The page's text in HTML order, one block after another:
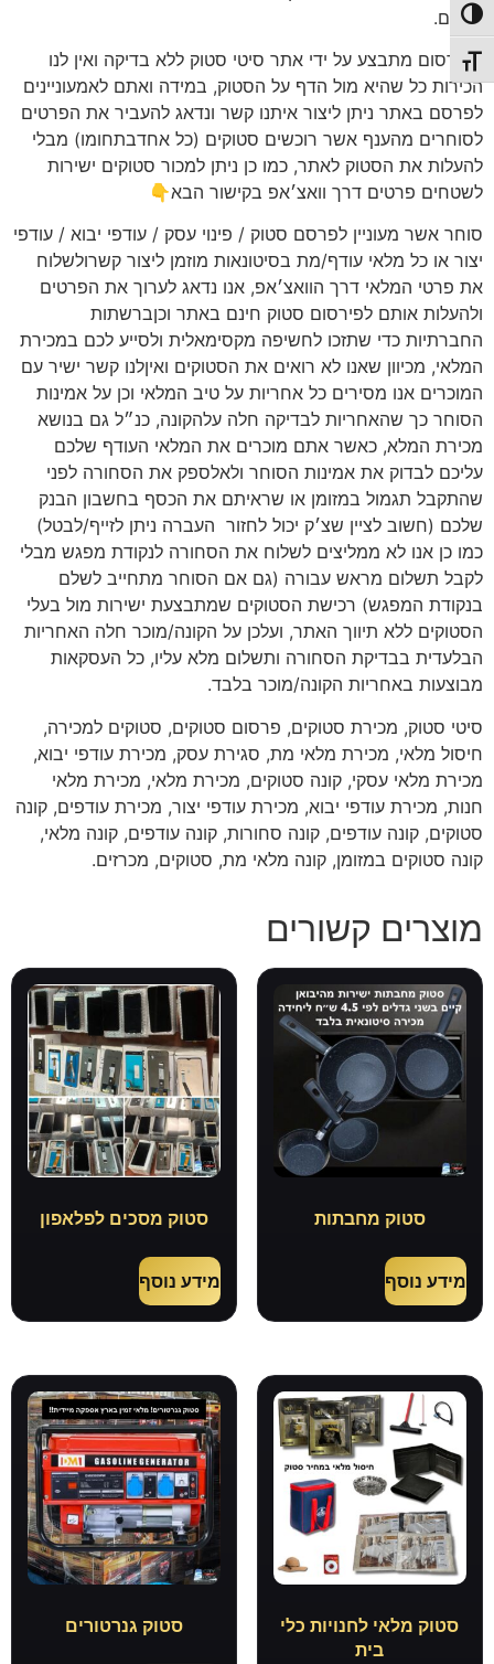
הפעל/כבה ניגודיות גבוהה
מתג גודל גופן
שלהם.
הפירסום מתבצע על ידי אתר סיטי סטוק ללא בדיקה ואין לנו
הכירות כל שהיא מול הדף על הסטוק, במידה ואתם לאמעוניינים
לפרסם באתר ניתן ליצור איתנו קשר ונדאג להעביר את הפרטים
לסוחרים מהענף אשר רוכשים סטוקים (כל אחדבתחומו) מבלי
להעלות את הסטוק לאתר, כמו כן ניתן למכור סטוקים ישירות
לשטחים פרטים דרך וואצ׳אפ בקישור הבא👇
סוחר אשר מעוניין לפרסם סטוק / פינוי עסק / עודפי יבוא / עודפי
יצור או כל מלאי עודף/מת בסיטונאות מוזמן ליצור קשרולשלוח
את פרטי המלאי דרך הוואצ׳אפ, אנו נדאג לערוך את הפרטים
ולהעלות אותם לפירסום סטוק חינם באתר וכןברשתות
החברתיות כדי שתזכו לחשיפה מקסימאלית ולסייע לכם במכירת
המלאי, מכיוון שאנו לא רואים את הסטוקים ואיןלנו קשר ישיר עם
המוכרים אנו מסירים כל אחריות על טיב המלאי וכן על אמינות
הסוחר כך שהאחריות לבדיקה חלה עלהקונה, כנ״ל גם בנושא
מכירת המלא, כאשר אתם מוכרים את המלאי העודף שלכם
עליכם לבדוק את אמינות הסוחר ולאלספק את הסחורה לפני
שהתקבל תגמול במזומן או שראיתם את הכסף בחשבון הבנק
שלכם (חשוב לציין שצ׳ק יכול לחזור העברה ניתן לזייף/לבטל)
כמו כן אנו לא ממליצים לשלוח את הסחורה לנקודת מפגש מבלי
לקבל תשלום מראש עבורה (גם אם הסוחר מתחייב לשלם
בנקודת המפגש) רכישת הסטוקים שמתבצעת ישירות מול בעלי
הסטוקים ללא תיווך האתר, ועלכן על הקונה/מוכר חלה האחריות
הבלעדית בבדיקת הסחורה ותשלום מלא עליו, כל העסקאות
מבוצעות באחריות הקונה/מוכר בלבד.
סיטי סטוק, מכירת סטוקים, פרסום סטוקים, סטוקים למכירה,
חיסול מלאי, מכירת מלאי מת, סגירת עסק, מכירת עודפי יבוא,
מכירת מלאי עסקי, קונה סטוקים, מכירת מלאי, מכירת מלאי
חנות, מכירת עודפי יבוא, מכירת עודפי יצור, מכירת עודפים, קונה
סטוקים, קונה עודפים, קונה סחורות, קונה עודפים, קונה מלאי,
קונה סטוקים במזומן, קונה מלאי מת, סטוקים, מכרזים.
מוצרים קשורים
סטוק מחבתות
מידע נוסף
סטוק מסכים לפלאפון
מידע נוסף
סטוק מלאי לחנויות כלי
בית
סטוק גנרטורים